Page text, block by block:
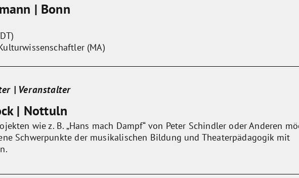
| Bonn
(MA)
| Veranstalter
| Nottuln
wie z. B. „Hans mach Dampf“ von Peter Schindler oder Anderen
Schwerpunkte der musikalischen Bildung und Theaterpädagogik mit